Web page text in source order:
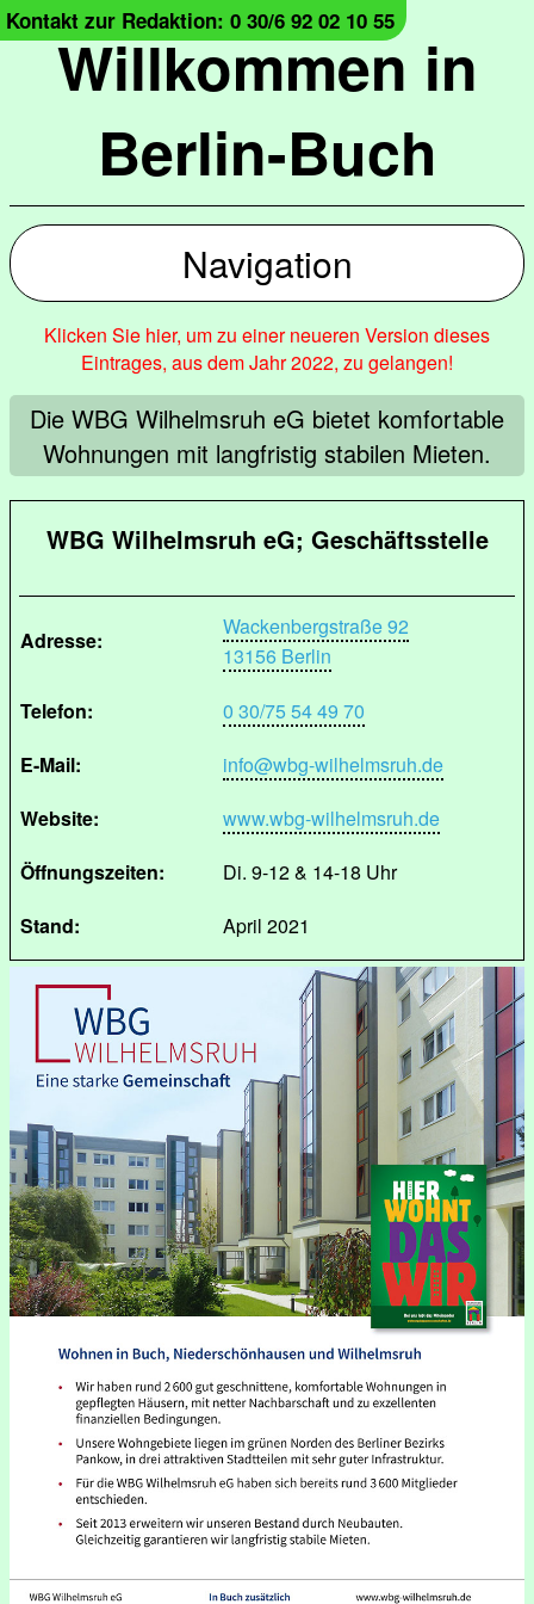
Willkommen in
Berlin-Buch
Kontakt zur Redaktion: 0 30/6 92 02 10 55
Navigation
Klicken Sie hier, um zu einer neueren Version dieses
Eintrages, aus dem Jahr 2022, zu gelangen!
Die WBG Wilhelmsruh eG bietet komfortable
Wohnungen mit langfristig stabilen Mieten.
WBG Wilhelmsruh eG; Geschäftsstelle
Adresse:
Wackenbergstraße 92
13156 Berlin
Telefon:
0 30/75 54 49 70
E-Mail:
info@wbg-wilhelmsruh.de
Website:
www.wbg-wilhelmsruh.de
Öffnungszeiten:
Di. 9-12 & 14-18 Uhr
Stand:
April 2021